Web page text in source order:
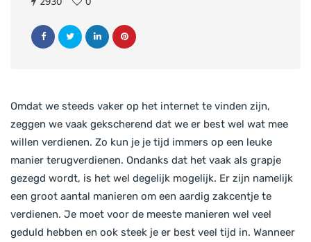
Omdat we steeds vaker op het internet te vinden zijn,
zeggen we vaak gekscherend dat we er best wel wat mee
willen verdienen. Zo kun je je tijd immers op een leuke
manier terugverdienen. Ondanks dat het vaak als grapje
gezegd wordt, is het wel degelijk mogelijk. Er zijn namelijk
een groot aantal manieren om een aardig zakcentje te
verdienen. Je moet voor de meeste manieren wel veel
geduld hebben en ook steek je er best veel tijd in. Wanneer